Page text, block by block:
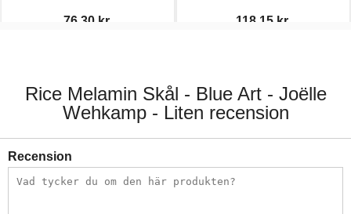
76,30 kr. 118,15 kr.
Rice Melamin Skål - Blue Art - Joëlle
Wehkamp - Liten recension
Recension